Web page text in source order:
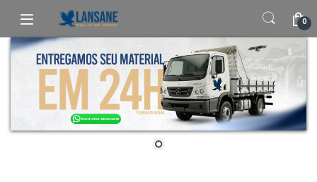
Saltar para navegação
Pular para o conteúdo
0